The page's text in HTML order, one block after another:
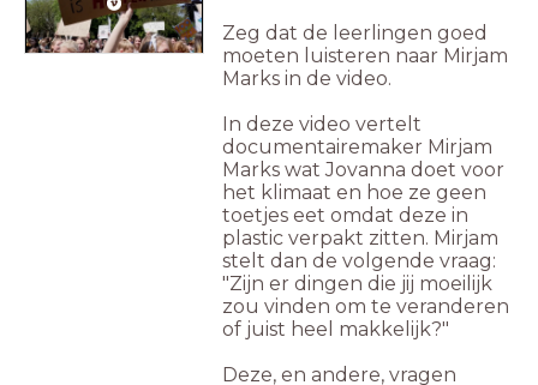
Zeg dat de leerlingen goed
moeten luisteren naar Mirjam
Marks in de video.
In deze video vertelt
documentairemaker Mirjam
Marks wat Jovanna doet voor
het klimaat en hoe ze geen
toetjes eet omdat deze in
plastic verpakt zitten. Mirjam
stelt dan de volgende vraag:
"Zijn er dingen die jij moeilijk
zou vinden om te veranderen
of juist heel makkelijk?"
Deze, en andere, vragen